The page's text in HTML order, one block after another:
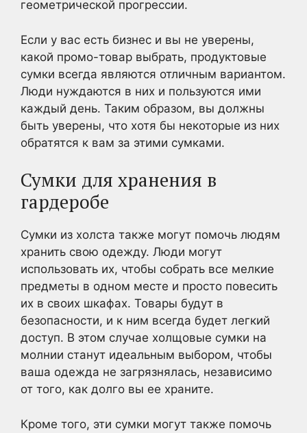
геометрической прогрессии.
Если у вас есть бизнес и вы не уверены,
какой промо-товар выбрать, продуктовые
сумки всегда являются отличным вариантом.
Люди нуждаются в них и пользуются ими
каждый день. Таким образом, вы должны
быть уверены, что хотя бы некоторые из них
обратятся к вам за этими сумками.
Сумки для хранения в
гардеробе
Сумки из холста также могут помочь людям
хранить свою одежду. Люди могут
использовать их, чтобы собрать все мелкие
предметы в одном месте и просто повесить
их в своих шкафах. Товары будут в
безопасности, и к ним всегда будет легкий
доступ. В этом случае холщовые сумки на
молнии станут идеальным выбором, чтобы
ваша одежда не загрязнялась, независимо
от того, как долго вы ее храните.
Кроме того, эти сумки могут также помочь